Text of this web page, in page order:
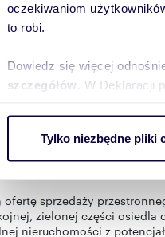
oczekiwaniom
to robi.
Dowiedz się więcej
szczegółów . W Deklaracji
ruch w naszej witrynie.
reklamowym i
uzyskanymi podczas
Tylko niezbędne pliki
usług
ofertę sprzedaży
zielonej części
nieruchomości z